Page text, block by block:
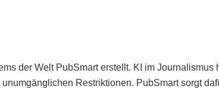
der Welt PubSmart erstellt. KI im Journalismus
Restriktionen. PubSmart sorgt